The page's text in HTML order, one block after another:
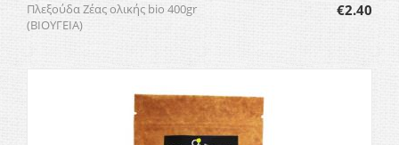
Πλεξούδα Ζέας ολικής bio 400gr
(ΒΙΟΥΓΕΙΑ)
€2.40